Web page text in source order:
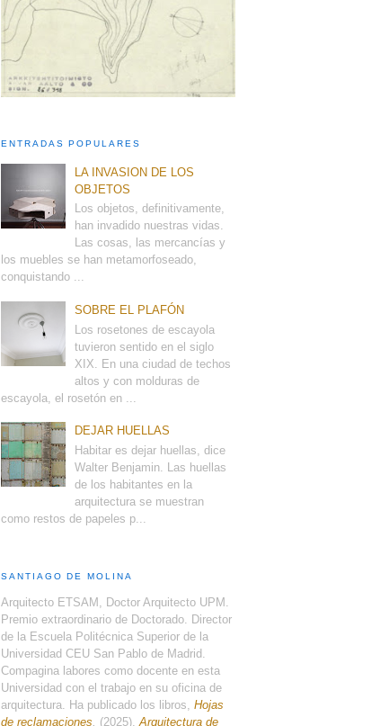
ENTRADAS POPULARES
LA INVASION DE LOS
OBJETOS
Los objetos, definitivamente,
han invadido nuestras vidas.
Las cosas, las mercancías y
los muebles se han metamorfoseado,
conquistando ...
SOBRE EL PLAFÓN
Los rosetones de escayola
tuvieron sentido en el siglo
XIX. En una ciudad de techos
altos y con molduras de
escayola, el rosetón en ...
DEJAR HUELLAS
Habitar es dejar huellas, dice
Walter Benjamin. Las huellas
de los habitantes en la
arquitectura se muestran
como restos de papeles p...
SANTIAGO DE MOLINA
Arquitecto ETSAM, Doctor Arquitecto UPM.
Premio extraordinario de Doctorado. Director
de la Escuela Politécnica Superior de la
Universidad CEU San Pablo de Madrid.
Compagina labores como docente en esta
Universidad con el trabajo en su oficina de
arquitectura. Ha publicado los libros,Hojas
de reclamaciones
(2025),Arquitectura de